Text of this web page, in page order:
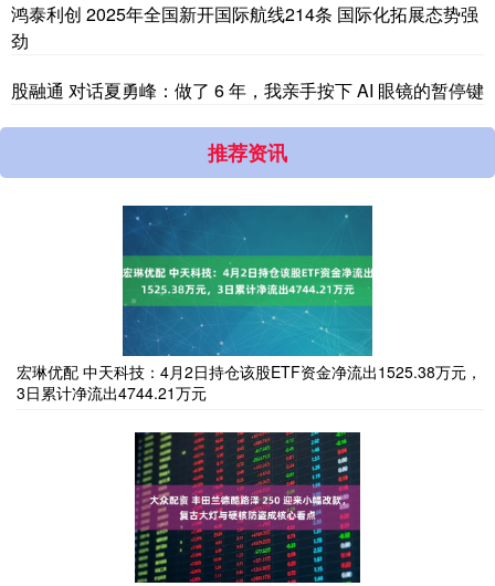
鸿泰利创 2025年全国新开国际航线214条 国际化拓展态势强
劲
股融通 对话夏勇峰：做了 6 年，我亲手按下 AI 眼镜的暂停键
推荐资讯
宏琳优配 中天科技：4月2日持仓该股ETF资金净流出1525.38万元，
3日累计净流出4744.21万元